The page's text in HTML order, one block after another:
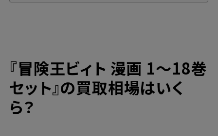
『冒険王ビィト 漫画 1～18巻
セット』の買取相場はいく
ら？